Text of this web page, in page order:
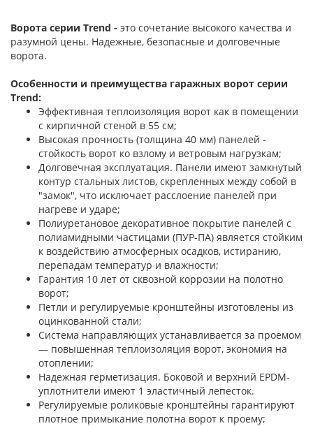
Ворота серии Trend - это сочетание высокого качества и
разумной цены. Надежные, безопасные и долговечные
ворота.
Особенности и преимущества гаражных ворот серии
Trend:
Эффективная теплоизоляция ворот как в помещении
с кирпичной стеной в 55 см;
Высокая прочность (толщина 40 мм) панелей -
стойкость ворот ко взлому и ветровым нагрузкам;
Долговечная эксплуатация. Панели имеют замкнутый
контур стальных листов, скрепленных между собой в
"замок", что исключает расслоение панелей при
нагреве и ударе;
Полиуретановое декоративное покрытие панелей с
полиамидными частицами (ПУР-ПА) является стойким
к воздействию атмосферных осадков, истиранию,
перепадам температур и влажности;
Гарантия 10 лет от сквозной коррозии на полотно
ворот;
Петли и регулируемые кронштейны изготовлены из
оцинкованной стали;
Система направляющих устанавливается за проемом
— повышенная теплоизоляция ворот, экономия на
отоплении;
Надежная герметизация. Боковой и верхний EPDM-
уплотнители имеют 1 эластичный лепесток.
Регулируемые роликовые кронштейны гарантируют
плотное примыкание полотна ворот к проему;